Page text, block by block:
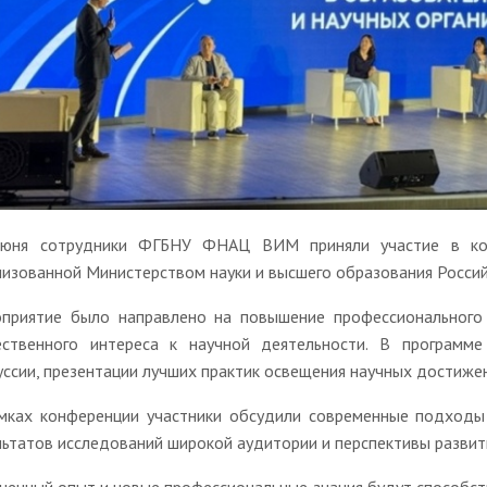
сотрудники ФГБНУ ФНАЦ ВИМ приняли участие в
Министерством науки и высшего образования
было направлено на повышение
интереса к научной деятельности. В
презентации лучших практик освещения научных
конференции участники обсудили современные
исследований широкой аудитории и перспективы